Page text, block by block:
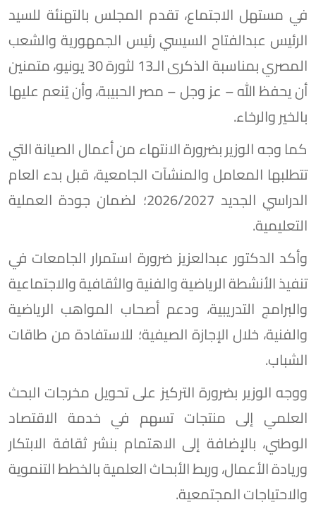
في مستهل الاجتماع، تقدم المجلس بالتهنئة للسيد
الرئيس عبدالفتاح السيسي رئيس الجمهورية والشعب
المصري بمناسبة الذكرى الـ13 لثورة 30 يونيو، متمنين
أن يحفظ الله – عز وجل – مصر الحبيبة، وأن يُنعم عليها
بالخير والرخاء.
كما وجه الوزير بضرورة الانتهاء من أعمال الصيانة التي
تتطلبها المعامل والمنشآت الجامعية، قبل بدء العام
الدراسي الجديد 2026/2027؛ لضمان جودة العملية
التعليمية.
وأكد الدكتور عبدالعزيز ضرورة استمرار الجامعات في
تنفيذ الأنشطة الرياضية والفنية والثقافية والاجتماعية
والبرامج التدريبية، ودعم أصحاب المواهب الرياضية
والفنية، خلال الإجازة الصيفية؛ للاستفادة من طاقات
الشباب.
ووجه الوزير بضرورة التركيز على تحويل مخرجات البحث
العلمي إلى منتجات تسهم في خدمة الاقتصاد
الوطني، بالإضافة إلى الاهتمام بنشر ثقافة الابتكار
وريادة الأعمال، وربط الأبحاث العلمية بالخطط التنموية
والاحتياجات المجتمعية.